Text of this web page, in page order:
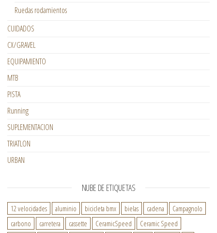
Ruedas rodamientos
CUIDADOS
CX/GRAVEL
EQUIPAMIENTO
MTB
PISTA
Running
SUPLEMENTACION
TRIATLON
URBAN
NUBE DE ETIQUETAS
12 velocidades aluminio bicicleta bmx bielas cadena
Campagnolo
carbono
carretera cassette CeramicSpeed
Ceramic Speed